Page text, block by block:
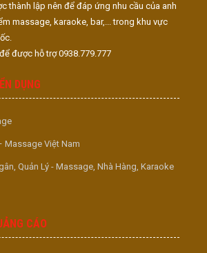
thành lập nên để đáp ứng nhu cầu của anh
massage, karaoke, bar,... trong khu vực
được hỗ trợ 0938.779.777
DỤNG
Massage Việt Nam
Quản Lý - Massage, Nhà Hàng, Karaoke
CÁO